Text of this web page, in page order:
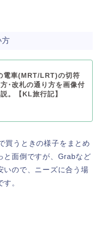
方
電車(MRT/LRT)の切符
･改札の通り方を画像付
。【KL旅行記】
買うときの様子をまとめ
と面倒ですが、Grabなど
いので、ニーズに合う場
。